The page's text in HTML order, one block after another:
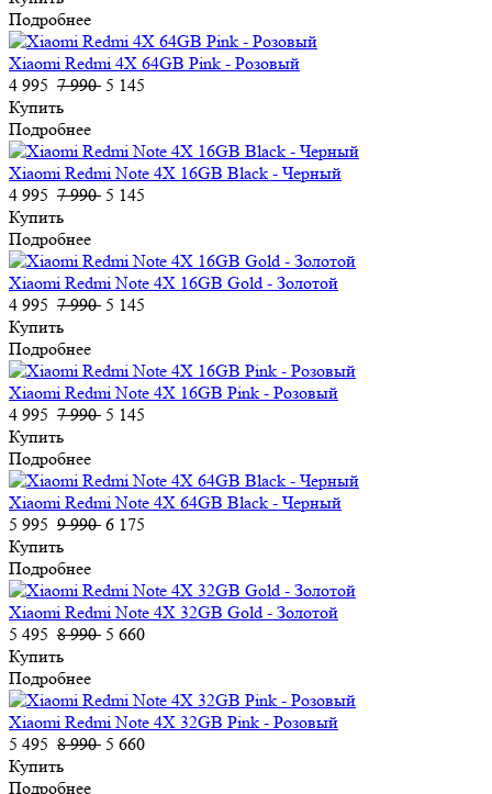
Подробнее
Xiaomi Redmi 4X 64GB Pink - Розовый
4 995 7 990 5 145
Купить
Подробнее
Xiaomi Redmi Note 4X 16GB Black - Черный
4 995 7 990 5 145
Купить
Подробнее
Xiaomi Redmi Note 4X 16GB Gold - Золотой
4 995 7 990 5 145
Купить
Подробнее
Xiaomi Redmi Note 4X 16GB Pink - Розовый
4 995 7 990 5 145
Купить
Подробнее
Xiaomi Redmi Note 4X 64GB Black - Черный
5 995 9 990 6 175
Купить
Подробнее
Xiaomi Redmi Note 4X 32GB Gold - Золотой
5 495 8 990 5 660
Купить
Подробнее
Xiaomi Redmi Note 4X 32GB Pink - Розовый
5 495 8 990 5 660
Купить
Подробнее